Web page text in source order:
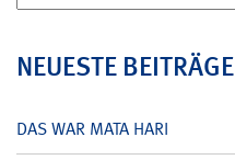
nach:
NEUESTE BEITRÄGE
DAS WAR MATA HARI